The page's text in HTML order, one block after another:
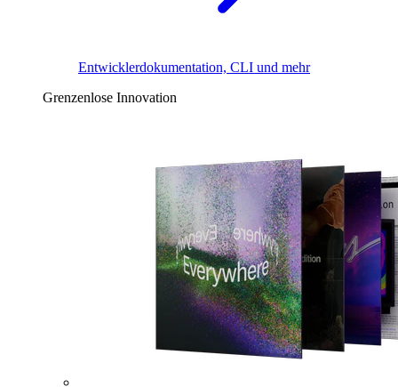
Entwicklerdokumentation, CLI und mehr
Grenzenlose Innovation